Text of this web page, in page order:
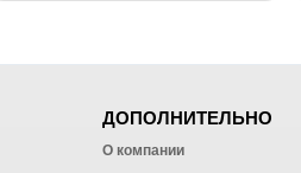
ДОПОЛНИТЕЛЬНО
О компании